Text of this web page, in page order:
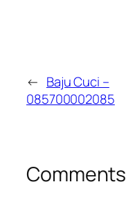
← Baju Cuci –
085700002085
Comments